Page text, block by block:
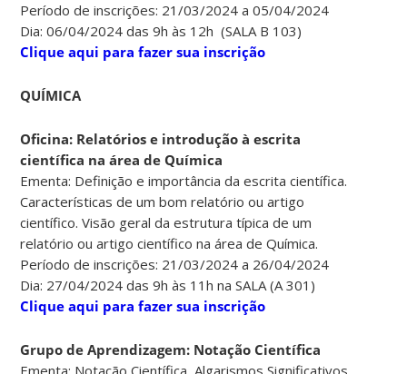
Período de inscrições: 21/03/2024 a 05/04/2024
Dia: 06/04/2024 das 9h às 12h (SALA B 103)
Clique aqui para fazer sua inscrição
QUÍMICA
Oficina: Relatórios e introdução à escrita
científica na área de Química
Ementa: Definição e importância da escrita científica.
Características de um bom relatório ou artigo
científico. Visão geral da estrutura típica de um
relatório ou artigo científico na área de Química.
Período de inscrições: 21/03/2024 a 26/04/2024
Dia: 27/04/2024 das 9h às 11h na SALA (A 301)
Clique aqui para fazer sua inscrição
Grupo de Aprendizagem: Notação Científica